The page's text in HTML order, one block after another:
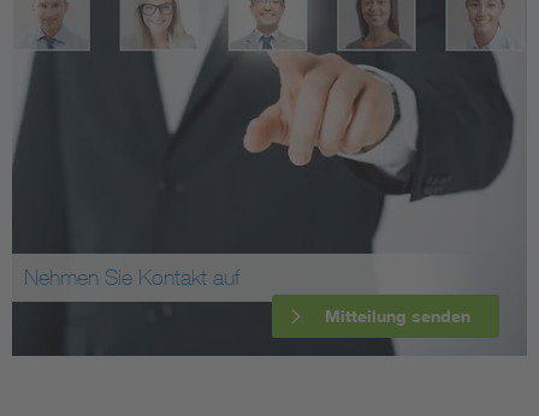
Nehmen Sie Kontakt auf
Mitteilung senden